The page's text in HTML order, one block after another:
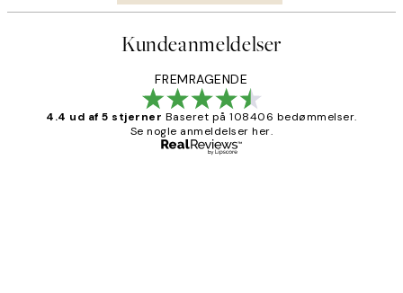
Kundeanmeldelser
FREMRAGENDE
4.4 ud af 5 stjerner Baseret på 108406 bedømmelser.
Se nogle anmeldelser her.